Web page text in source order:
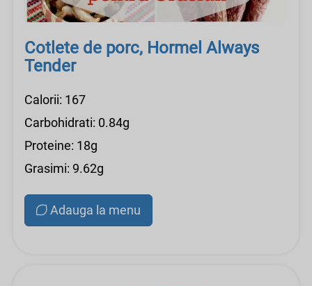
Cotlete de porc, Hormel Always
Tender
Calorii: 167
Carbohidrati: 0.84g
Proteine: 18g
Grasimi: 9.62g
Adauga la menu